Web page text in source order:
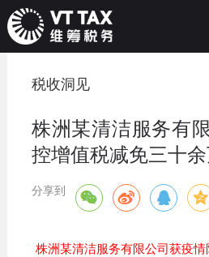
税收洞见
株洲某清洁服务有
控增值税减免三十
分享到
株洲某清洁服务有限公司获疫